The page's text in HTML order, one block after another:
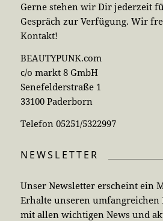
Gerne stehen wir Dir jederzeit
Gespräch zur Verfügung. Wir
Kontakt!
BEAUTYPUNK.com
c/o markt 8 GmbH
Senefelderstraße 1
33100 Paderborn
Telefon 05251/5322997
NEWSLETTER
Unser Newsletter erscheint ein
Erhalte unseren umfangreichen
mit allen wichtigen News und